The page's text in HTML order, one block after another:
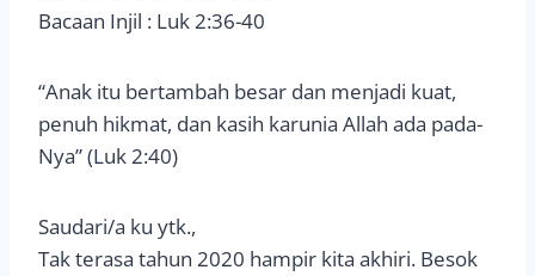
Bacaan Injil : Luk 2:36-40
“Anak itu bertambah besar dan menjadi kuat,
penuh hikmat, dan kasih karunia Allah ada pada-
Nya” (Luk 2:40)
Saudari/a ku ytk.,
Tak terasa tahun 2020 hampir kita akhiri. Besok